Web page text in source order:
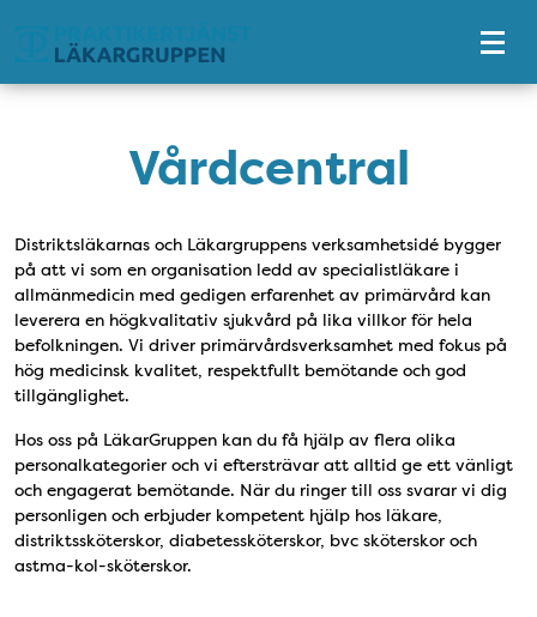
Vårdcentral
Distriktsläkarnas och Läkargruppens verksamhetsidé bygger
på att vi som en organisation ledd av specialistläkare i
allmänmedicin med gedigen erfarenhet av primärvård kan
leverera en högkvalitativ sjukvård på lika villkor för hela
befolkningen. Vi driver primärvårdsverksamhet med fokus på
hög medicinsk kvalitet, respektfullt bemötande och god
tillgänglighet.
Hos oss på LäkarGruppen kan du få hjälp av flera olika
personalkategorier och vi eftersträvar att alltid ge ett vänligt
och engagerat bemötande. När du ringer till oss svarar vi dig
personligen och erbjuder kompetent hjälp hos läkare,
distriktssköterskor, diabetessköterskor, bvc sköterskor och
astma-kol-sköterskor.